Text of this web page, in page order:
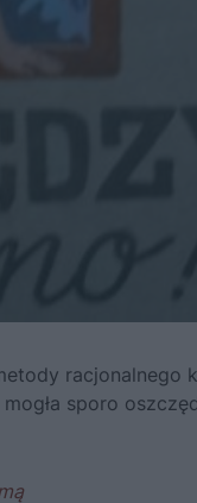
racjonalnego
sporo